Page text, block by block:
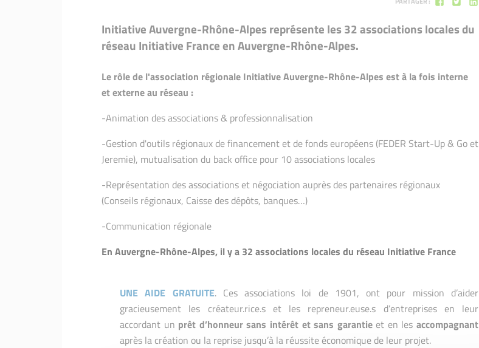
Initiative Auvergne-Rhône-Alpes représente les 32 associations locales du
réseau Initiative France en Auvergne-Rhône-Alpes.
Le rôle de l'association régionale Initiative Auvergne-Rhône-Alpes est à la fois interne
et externe au réseau :
-Animation des associations & professionnalisation
-Gestion d'outils régionaux de financement et de fonds européens (FEDER Start-Up & Go et
Jeremie), mutualisation du back office pour 10 associations locales
-Représentation des associations et négociation auprès des partenaires régionaux
(Conseils régionaux, Caisse des dépôts, banques…)
-Communication régionale
En Auvergne-Rhône-Alpes, il y a 32 associations locales du réseau Initiative France
UNE AIDE GRATUITE. Ces associations loi de 1901, ont pour mission d’aider
gracieusement les créateur.rice.s et les repreneur.euse.s d’entreprises en leur
accordant un prêt d’honneur sans intérêt et sans garantieet en lesaccompagnant
après la création ou la reprise jusqu’à la réussite économique de leur projet.